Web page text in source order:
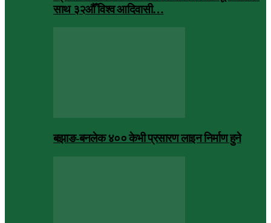
साथ ३२औँ विश्व आदिवासी…
बझाङ-बनलेक ४०० केभी प्रसारण लाइन निर्माण हुने